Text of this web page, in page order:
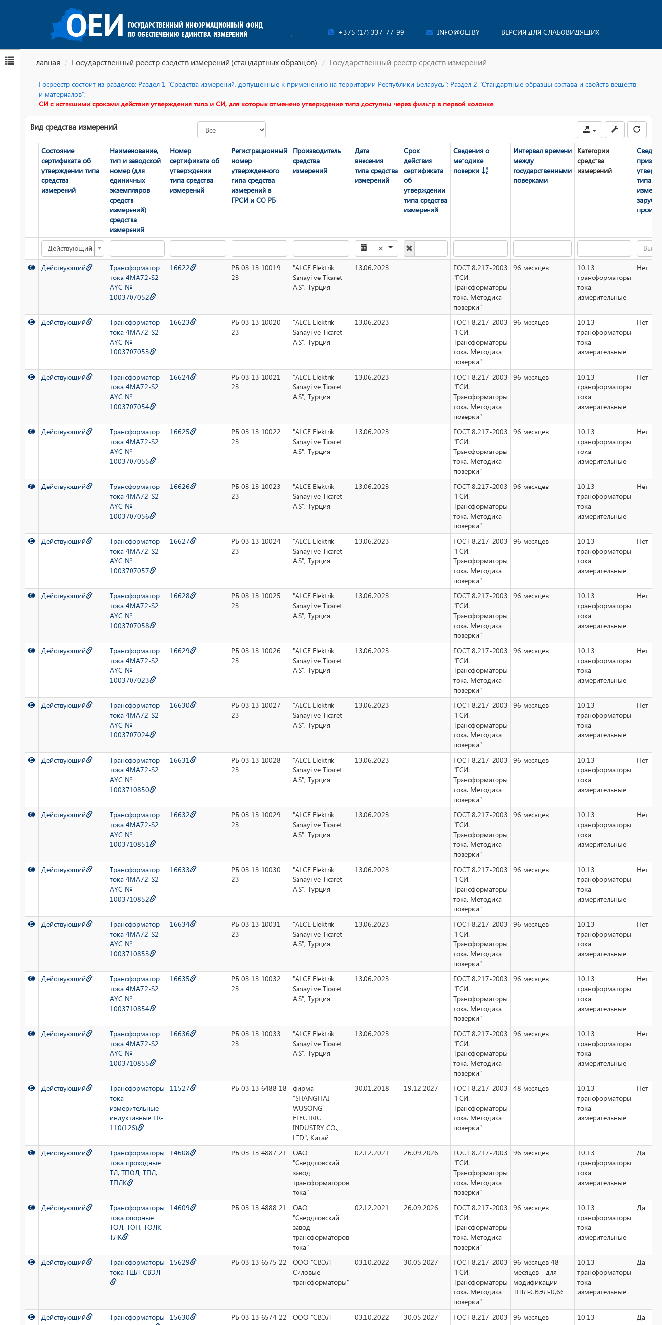
+375 (17) 337-77-99 INFO@OEI.BY ВЕРСИЯ ДЛЯ СЛАБОВИДЯЩИХ
Главная Государственный реестр средств измерений (стандартных образцов) Государственный реестр средств измерений
Госреестр состоит из разделов: Раздел 1 "Средства измерений, допущенные к применению на территории Республики Беларусь"; Раздел 2 "Стандартные образцы состава и свойств веществ
и материалов";
СИ с истекшими сроками действия утверждения типа и СИ, для которых отменено утверждение типа доступны через фильтр в первой колонке
Вид средства измерений
Состояние
сертификата об
утверждении типа
средства
измерений
Наименование,
тип и заводской
номер (для
единичных
экземпляров
средств
измерений)
средства
измерений
Номер
сертификата об
утверждении
типа средства
измерений
Регистрационный
номер
утвержденного
типа средства
измерений в
ГРСИ и СО РБ
Производитель
средства
измерений
Дата
внесения
типа средства
измерений
Срок
действия
сертификата
об
утверждении
типа средства
измерений
Сведения о
методике
поверки
Интервал времени
между
государственными
поверками
Категории
средства
измерений
типа
×
Действующий ×
Действующий
Трансформатор
тока 4MA72-S2
AYC №
1003707052
16622
РБ 03 13 10019
23
"ALCE Elektrik
Sanayi ve Ticaret
A.S", Турция
13.06.2023
ГОСТ 8.217-2003
"ГСИ.
Трансформаторы
тока. Методика
поверки"
96 месяцев
10.13
трансформаторы
тока
измерительные
Нет
Действующий
Трансформатор
тока 4MA72-S2
AYC №
1003707053
16623
РБ 03 13 10020
23
"ALCE Elektrik
Sanayi ve Ticaret
A.S", Турция
13.06.2023
ГОСТ 8.217-2003
"ГСИ.
Трансформаторы
тока. Методика
поверки"
96 месяцев
10.13
трансформаторы
тока
измерительные
Нет
Действующий
Трансформатор
тока 4MA72-S2
AYC №
1003707054
16624
РБ 03 13 10021
23
"ALCE Elektrik
Sanayi ve Ticaret
A.S", Турция
13.06.2023
ГОСТ 8.217-2003
"ГСИ.
Трансформаторы
тока. Методика
поверки"
96 месяцев
10.13
трансформаторы
тока
измерительные
Нет
Действующий
Трансформатор
тока 4MA72-S2
AYC №
1003707055
16625
РБ 03 13 10022
23
"ALCE Elektrik
Sanayi ve Ticaret
A.S", Турция
13.06.2023
ГОСТ 8.217-2003
"ГСИ.
Трансформаторы
тока. Методика
поверки"
96 месяцев
10.13
трансформаторы
тока
измерительные
Нет
Действующий
Трансформатор
тока 4MA72-S2
AYC №
1003707056
16626
РБ 03 13 10023
23
"ALCE Elektrik
Sanayi ve Ticaret
A.S", Турция
13.06.2023
ГОСТ 8.217-2003
"ГСИ.
Трансформаторы
тока. Методика
поверки"
96 месяцев
10.13
трансформаторы
тока
измерительные
Нет
Действующий
Трансформатор
тока 4MA72-S2
AYC №
1003707057
16627
РБ 03 13 10024
23
"ALCE Elektrik
Sanayi ve Ticaret
A.S", Турция
13.06.2023
ГОСТ 8.217-2003
"ГСИ.
Трансформаторы
тока. Методика
поверки"
96 месяцев
10.13
трансформаторы
тока
измерительные
Нет
Действующий
Трансформатор
тока 4MA72-S2
AYC №
1003707058
16628
РБ 03 13 10025
23
"ALCE Elektrik
Sanayi ve Ticaret
A.S", Турция
13.06.2023
ГОСТ 8.217-2003
"ГСИ.
Трансформаторы
тока. Методика
поверки"
96 месяцев
10.13
трансформаторы
тока
измерительные
Нет
Действующий
Трансформатор
тока 4MA72-S2
AYC №
1003707023
16629
РБ 03 13 10026
23
"ALCE Elektrik
Sanayi ve Ticaret
A.S", Турция
13.06.2023
ГОСТ 8.217-2003
"ГСИ.
Трансформаторы
тока. Методика
поверки"
96 месяцев
10.13
трансформаторы
тока
измерительные
Нет
Действующий
Трансформатор
тока 4MA72-S2
AYC №
1003707024
16630
РБ 03 13 10027
23
"ALCE Elektrik
Sanayi ve Ticaret
A.S", Турция
13.06.2023
ГОСТ 8.217-2003
"ГСИ.
Трансформаторы
тока. Методика
поверки"
96 месяцев
10.13
трансформаторы
тока
измерительные
Нет
Действующий
Трансформатор
тока 4MA72-S2
AYC №
1003710850
16631
РБ 03 13 10028
23
"ALCE Elektrik
Sanayi ve Ticaret
A.S", Турция
13.06.2023
ГОСТ 8.217-2003
"ГСИ.
Трансформаторы
тока. Методика
поверки"
96 месяцев
10.13
трансформаторы
тока
измерительные
Нет
Действующий
Трансформатор
тока 4MA72-S2
AYC №
1003710851
16632
РБ 03 13 10029
23
"ALCE Elektrik
Sanayi ve Ticaret
A.S", Турция
13.06.2023
ГОСТ 8.217-2003
"ГСИ.
Трансформаторы
тока. Методика
поверки"
96 месяцев
10.13
трансформаторы
тока
измерительные
Нет
Действующий
Трансформатор
тока 4MA72-S2
AYC №
1003710852
16633
РБ 03 13 10030
23
"ALCE Elektrik
Sanayi ve Ticaret
A.S", Турция
13.06.2023
ГОСТ 8.217-2003
"ГСИ.
Трансформаторы
тока. Методика
поверки"
96 месяцев
10.13
трансформаторы
тока
измерительные
Нет
Действующий
Трансформатор
тока 4MA72-S2
AYC №
1003710853
16634
РБ 03 13 10031
23
"ALCE Elektrik
Sanayi ve Ticaret
A.S", Турция
13.06.2023
ГОСТ 8.217-2003
"ГСИ.
Трансформаторы
тока. Методика
поверки"
96 месяцев
10.13
трансформаторы
тока
измерительные
Нет
Действующий
Трансформатор
тока 4MA72-S2
AYC №
1003710854
16635
РБ 03 13 10032
23
"ALCE Elektrik
Sanayi ve Ticaret
A.S", Турция
13.06.2023
ГОСТ 8.217-2003
"ГСИ.
Трансформаторы
тока. Методика
поверки"
96 месяцев
10.13
трансформаторы
тока
измерительные
Нет
Действующий
Трансформатор
тока 4MA72-S2
AYC №
1003710855
16636
РБ 03 13 10033
23
"ALCE Elektrik
Sanayi ve Ticaret
A.S", Турция
13.06.2023
ГОСТ 8.217-2003
"ГСИ.
Трансформаторы
тока. Методика
поверки"
96 месяцев
10.13
трансформаторы
тока
измерительные
Нет
Действующий
Трансформаторы
тока
измерительные
индуктивные LR-
110(126)
11527 РБ 03 13 6488 18
фирма
"SHANGHAI
WUSONG
ELECTRIC
INDUSTRY CO.,
LTD", Китай
30.01.2018 19.12.2027
ГОСТ 8.217-2003
"ГСИ.
Трансформаторы
тока. Методика
поверки"
48 месяцев
10.13
трансформаторы
тока
измерительные
Нет
Действующий
Трансформаторы
тока проходные
ТЛ, ТПОЛ, ТПЛ,
ТПЛК
14608 РБ 03 13 4887 21
ОАО
"Свердловский
завод
трансформаторов
тока"
02.12.2021 26.09.2026
ГОСТ 8.217-2003
"ГСИ.
Трансформаторы
тока. Методика
поверки"
96 месяцев
10.13
трансформаторы
тока
измерительные
Да
Действующий
Трансформаторы
тока опорные
ТОЛ, ТОП, ТОЛК,
ТЛК
14609 РБ 03 13 4888 21
ОАО
"Свердловский
завод
трансформаторов
тока"
02.12.2021 26.09.2026
ГОСТ 8.217-2003
"ГСИ.
Трансформаторы
тока. Методика
поверки"
96 месяцев
10.13
трансформаторы
тока
измерительные
Да
Действующий
Трансформаторы
тока ТШЛ-СВЭЛ
15629 РБ 03 13 6575 22
ООО "СВЭЛ -
Силовые
трансформаторы"
03.10.2022 30.05.2027
ГОСТ 8.217-2003
"ГСИ.
Трансформаторы
тока. Методика
поверки"
96 месяцев 48
месяцев - для
модификации
ТШЛ-СВЭЛ-0,66
10.13
трансформаторы
тока
измерительные
Да
Действующий
Трансформаторы
15630 РБ 03 13 6574 22
ООО "СВЭЛ -
03.10.2022 30.05.2027
ГОСТ 8.217-2003
96 месяцев
10.13
Да